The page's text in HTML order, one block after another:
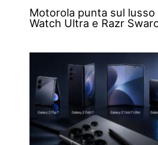
Motorola punta sul
Watch Ultra e Razr